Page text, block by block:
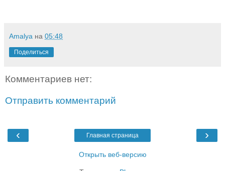
Amalya на 05:48
Поделиться
Комментариев нет:
Отправить комментарий
‹ ›
Главная страница
Открыть веб-версию